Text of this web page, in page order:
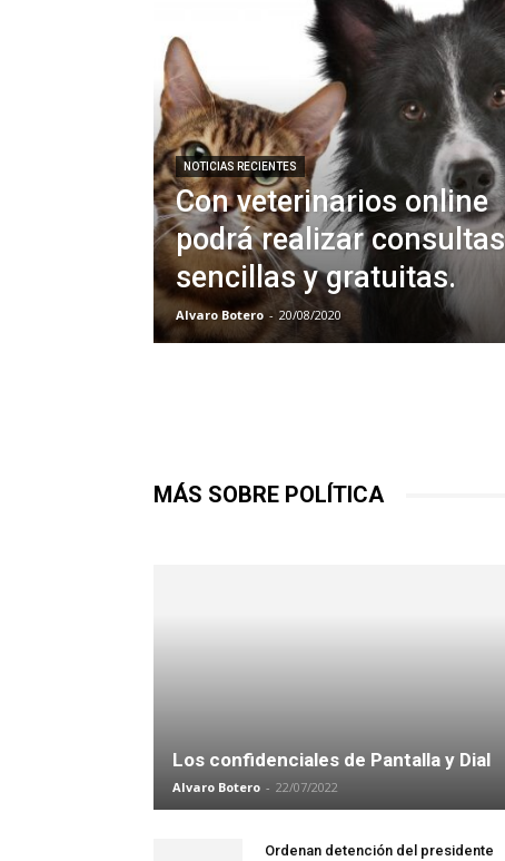
NOTICIAS RECIENTES
Con veterinarios online
podrá realizar consultas
sencillas y gratuitas.
Alvaro Botero - 20/08/2020
MÁS SOBRE POLÍTICA
Los confidenciales de Pantalla y Dial
Alvaro Botero - 22/07/2022
Ordenan detención del presidente